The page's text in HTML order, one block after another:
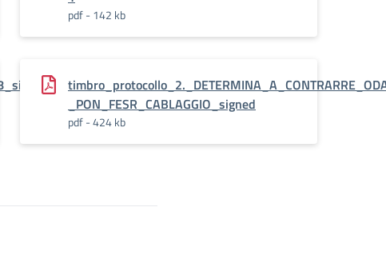
pdf - 142 kb
_PON_FESR_CABLAGGIO_signed
pdf - 424 kb